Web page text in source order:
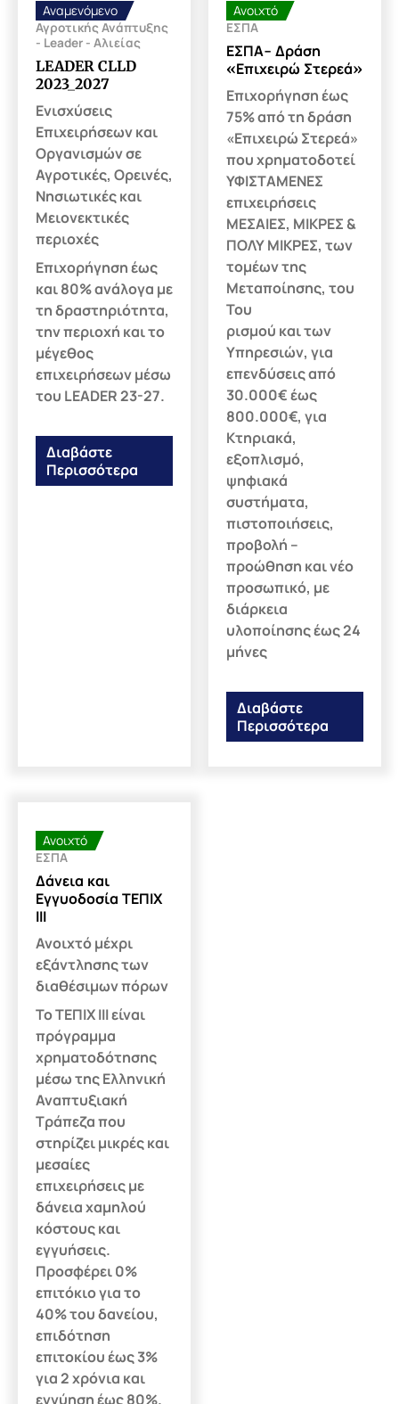
Αναμενόμενο
Αγροτικής Ανάπτυξης
- Leader - Αλιείας
LEADER CLLD
2023_2027
Ενισχύσεις
Επιχειρήσεων και
Οργανισμών σε
Αγροτικές, Ορεινές,
Νησιωτικές και
Μειονεκτικές
περιοχές
Επιχορήγηση έως
και 80% ανάλογα με
τη δραστηριότητα,
την περιοχή και το
μέγεθος
επιχειρήσεων μέσω
του LEADER 23-27.
Διαβάστε
Περισσότερα
Ανοιχτό
ΕΣΠΑ
ΕΣΠΑ- Δράση
«Επιχειρώ Στερεά»
Επιχορήγηση έως
75% από τη δράση
«Επιχειρώ Στερεά»
που χρηματοδοτεί
ΥΦΙΣΤΑΜΕΝΕΣ
επιχειρήσεις
ΜΕΣΑΙΕΣ, ΜΙΚΡΕΣ &
ΠΟΛΥ ΜΙΚΡΕΣ, των
τομέων της
Μεταποίησης, του
Του
ρισμού και των
Υπηρεσιών, για
επενδύσεις από
30.000€ έως
800.000€, για
Κτηριακά,
εξοπλισμό,
ψηφιακά
συστήματα,
πιστοποιήσεις,
προβολή –
προώθηση και νέο
προσωπικό, με
διάρκεια
υλοποίησης έως 24
μήνες
Διαβάστε
Περισσότερα
Ανοιχτό
ΕΣΠΑ
Δάνεια και
Εγγυοδοσία ΤΕΠΙΧ
ΙΙΙ
Ανοιχτό μέχρι
εξάντλησης των
διαθέσιμων πόρων
Το ΤΕΠΙΧ ΙΙΙ είναι
πρόγραμμα
χρηματοδότησης
μέσω της Ελληνική
Αναπτυξιακή
Τράπεζα που
στηρίζει μικρές και
μεσαίες
επιχειρήσεις με
δάνεια χαμηλού
κόστους και
εγγυήσεις.
Προσφέρει 0%
επιτόκιο για το
40% του δανείου,
επιδότηση
επιτοκίου έως 3%
για 2 χρόνια και
εγγύηση έως 80%.